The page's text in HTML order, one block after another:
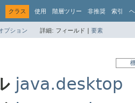
クラス 使用 階層ツリー 非推奨 索引
プション 詳細: フィールド | 要素
java.desktop